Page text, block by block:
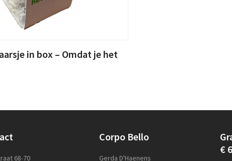
in box – Omdat je het
68-70
Corpo Bello
Gerda D'Haenens
€